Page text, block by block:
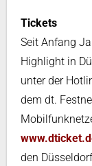
Tickets
Seit Anfang
Highlight in
unter der
dem dt.
den